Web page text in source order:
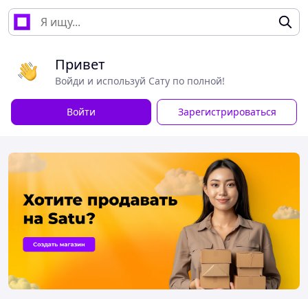
Привет
Войди и используй Сату по полной!
Войти Зарегистрироваться